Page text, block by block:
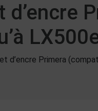
d’encre
d’encre Primera